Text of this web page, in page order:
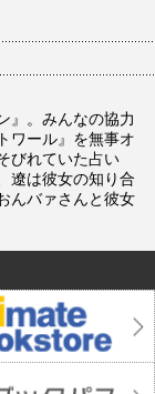
』。みんなの協力
ワール』を無事オ
びれていた占い
遼は彼女の知り合
んバァさんと彼女